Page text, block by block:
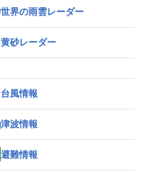
世界の雨雲レーダー
黄砂レーダー
台風情報
津波情報
避難情報